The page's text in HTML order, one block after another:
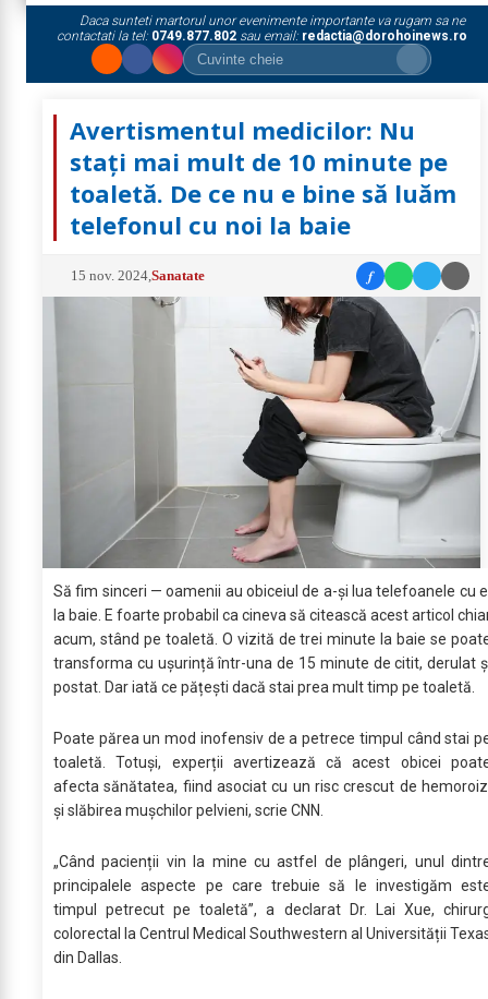
Daca sunteti martorul unor evenimente importante va rugam sa ne
contactati la tel: 0749.877.802sau email: redactia@dorohoinews.ro
Avertismentul medicilor: Nu
stați mai mult de 10 minute pe
toaletă. De ce nu e bine să luăm
telefonul cu noi la baie
15 nov. 2024 ,Sanatate f
Să fim sinceri — oamenii au obiceiul de a-și lua telefoanele cu
la baie. E foarte probabil ca cineva să citească acest articol
acum, stând pe toaletă. O vizită de trei minute la baie se
transforma cu ușurință într-una de 15 minute de citit, derulat
postat. Dar iată ce pățești dacă stai prea mult timp pe toaletă.
Poate părea un mod inofensiv de a petrece timpul când stai
toaletă. Totuși, experții avertizează că acest obicei
afecta sănătatea, fiind asociat cu un risc crescut de
și slăbirea mușchilor pelvieni, scrie CNN.
„Când pacienții vin la mine cu astfel de plângeri, unul
principalele aspecte pe care trebuie să le investigăm
timpul petrecut pe toaletă”, a declarat Dr. Lai Xue,
colorectal la Centrul Medical Southwestern al Universității
din Dallas.